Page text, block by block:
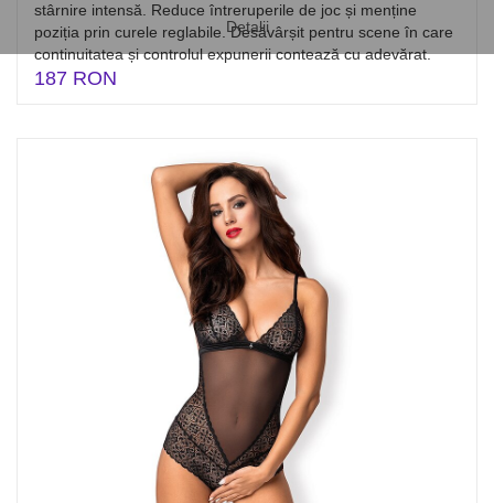
Detalii
stârnire intensă. Reduce întreruperile de joc și menține
poziția prin curele reglabile. Desăvârșit pentru scene în care
continuitatea și controlul expunerii contează cu adevărat.
187 RON